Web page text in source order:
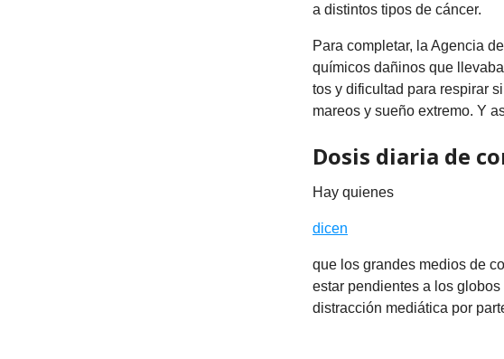
a distintos tipos de cáncer.
Para completar, la Agencia
químicos dañinos que
tos y dificultad para respirar
mareos y sueño extremo. Y
Dosis diaria de
Hay quienes
dicen
que los grandes medios de
estar pendientes a los
distracción mediática por